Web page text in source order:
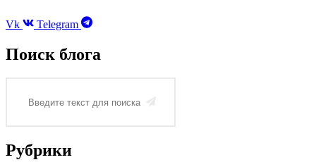
Vk Telegram
Поиск блога
Рубрики